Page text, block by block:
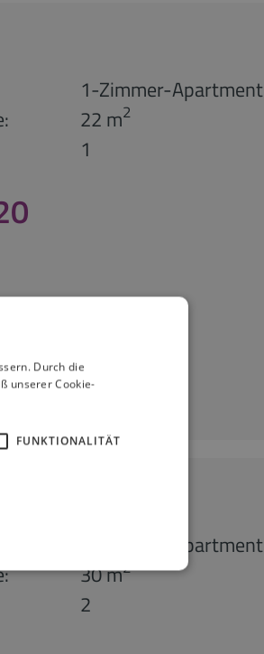
1-Zimmer-Apartment
22 m2
1
1-Zimmer-Apartment
30 m2
2
Durch die
unserer Cookie-
FUNKTIONALITÄT